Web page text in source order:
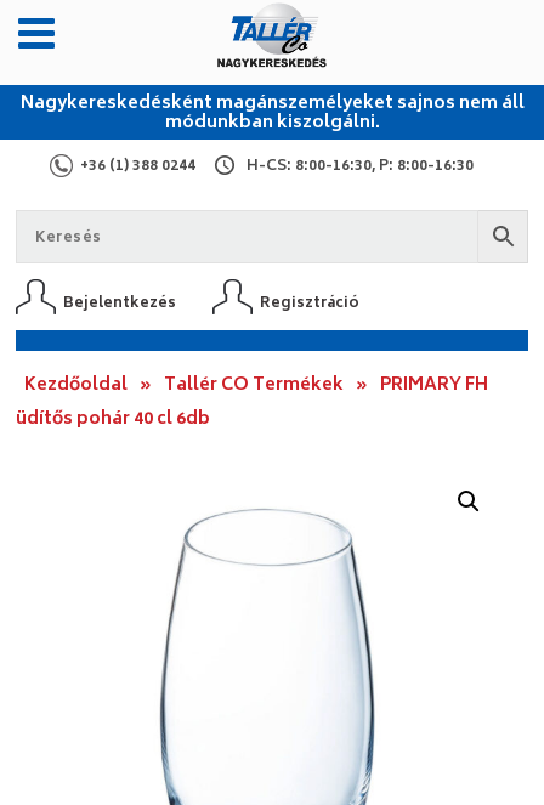
Nagykereskedésként magánszemélyeket sajnos nem áll
módunkban kiszolgálni.
+36 (1) 388 0244 H-CS: 8:00-16:30, P: 8:00-16:30
Bejelentkezés Regisztráció
Kezdőoldal » Tallér CO Termékek » PRIMARY FH
üdítős pohár 40 cl 6db